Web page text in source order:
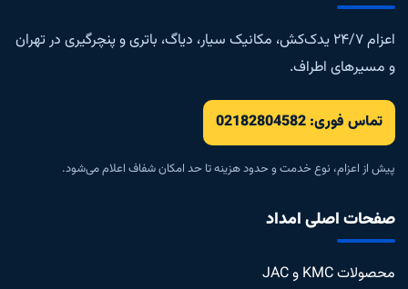
اعزام ۲۴/۷ یدک‌کش، مکانیک سیار، دیاگ، باتری و پنچرگیری در تهران
و مسیرهای اطراف.
تماس فوری: 02182804582
پیش از اعزام، نوع خدمت و حدود هزینه تا حد امکان شفاف اعلام می‌شود.
صفحات اصلی امداد
محصولات KMC و JAC